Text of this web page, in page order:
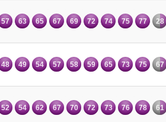
57 63 65 67 69 72 74 75 77 28
48 49 54 57 58 59 65 73 75 67
52 54 62 67 70 72 73 76 78 61